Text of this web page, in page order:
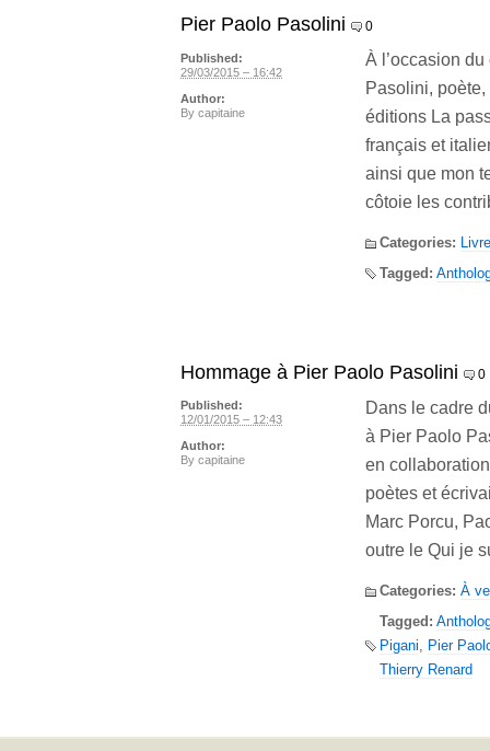
Pier Paolo Pasolini 0
À l’occasion
Pasolini,
éditions La
français et
ainsi que mon
côtoie les
Categories:
Tagged:
Published:
29/03/2015 – 16:42
Author:
By capitaine
Hommage à Pier Paolo Pasolini 0
Dans le cadre
à Pier Paolo
en
poètes et
Marc Porcu,
outre le Qui je
Categories: À
Tagged:
Pigani
Pier
Thierry Renard
Published:
12/01/2015 – 12:43
Author:
By capitaine